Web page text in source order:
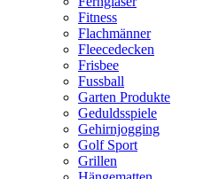
Fitness
Flachmänner
Fleecedecken
Frisbee
Fussball
Garten Produkte
Geduldsspiele
Gehirnjogging
Golf Sport
Grillen